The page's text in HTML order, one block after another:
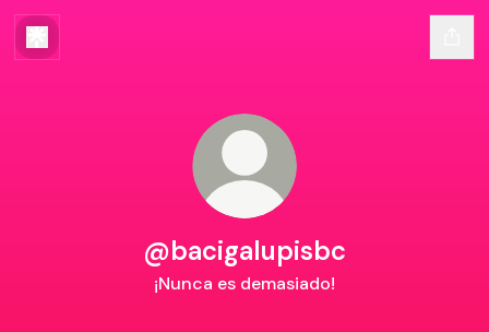
@bacigalupisbc
¡Nunca es demasiado!